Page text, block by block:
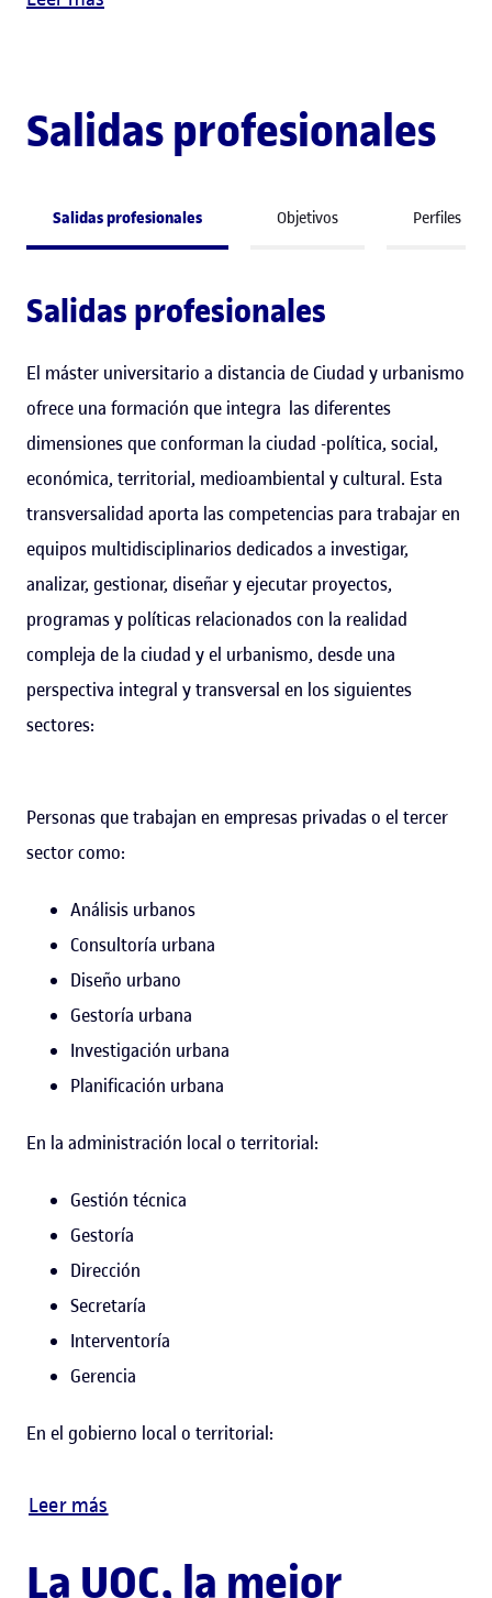
Salidas profesionales
Salidas profesionales Objetivos Perfiles
Salidas profesionales
El máster universitario a distancia de Ciudad y urbanismo
ofrece una formación que integra las diferentes
dimensiones que conforman la ciudad -política, social,
económica, territorial, medioambiental y cultural. Esta
transversalidad aporta las competencias para trabajar en
equipos multidisciplinarios dedicados a investigar,
analizar, gestionar, diseñar y ejecutar proyectos,
programas y políticas relacionados con la realidad
compleja de la ciudad y el urbanismo, desde una
perspectiva integral y transversal en los siguientes
sectores:
Personas que trabajan en empresas privadas o el tercer
sector como:
Análisis urbanos
Consultoría urbana
Diseño urbano
Gestoría urbana
Investigación urbana
Planificación urbana
En la administración local o territorial:
Gestión técnica
Gestoría
Dirección
Secretaría
Interventoría
Gerencia
En el gobierno local o territorial:
Leer más
La UOC, la mejor